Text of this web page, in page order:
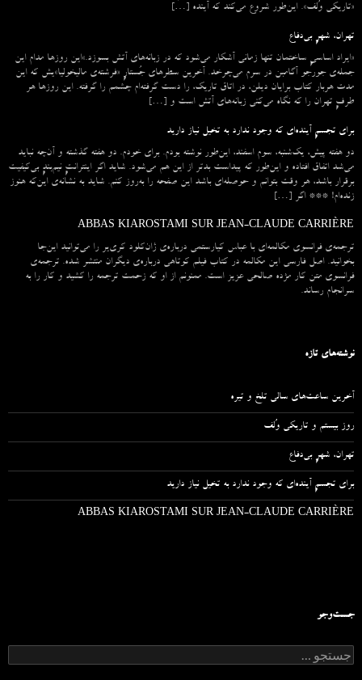
«تاریکی وُلف». این‌طور شروع می‌‌کند که آینده […]
تهران، شهرِ بی‌دفاع
«ایراد اساسیِ ساختمان تنها زمانی آشکار می‌شود که در زبانه‌‌های آتش بسوزد.»این روزها مدام این
جمله‌ی جورجو آگامبن در سرم می‌چرخد. آخرین سطرهای جُستارِ «فرشته‌ی مالیخولیا»یش که این
مدت هربار کتاب برایان دیلن، در اتاق تاریک، را دست گرفته‌ام چشمم را گرفته. این روزها هر
طرفِ تهران را که نگاه می‌کنی زبانه‌های آتش است و […]
برای تجسمِ آینده‌ای که وجود ندارد به تخیل نیاز دارید
دو هفته پیش، یک‌شنبه، سوم اسفند، این‌طور نوشته بودم. برای خودم. دو هفته گذشته و آن‌چه نباید
می‌شد اتفاق افتاده و این‌طور که پیداست بدتر از این هم می‌شود. شاید اگر اینترانتِ نیم‌بندِ بی‌کیفیت
برقرار باشد، هر وقت بتوانم و حوصله‌ای باشد این صفحه را به‌روز کنم. شاید به نشانه‌ی این‌که هنوز
زنده‌ام! *** اگر […]
ABBAS KIAROSTAMI SUR JEAN-CLAUDE CARRIÈRE
ترجمه‌ی فرانسوی مکالمه‌ای با عباس کیارستمی درباره‌ی ژان‌کلود کری‌یر را می‌توانید این‌جا
بخوانید. اصل فارسی این مکالمه در کتاب فیلم کوتاهی درباره‌ی دیگران منتشر شده. ترجمه‌ی
فرانسوی متن کار مژده صالحی عزیز است. ممنونم از او که زحمت ترجمه را کشید و کار را به
سرانجام رساند.
نوشته‌های تازه
آخرین ساعت‌های سالی تلخ و تیره
روز بیستم و تاریکی وُلف
تهران، شهرِ بی‌دفاع
برای تجسمِ آینده‌ای که وجود ندارد به تخیل نیاز دارید
ABBAS KIAROSTAMI SUR JEAN-CLAUDE CARRIÈRE
جست‌وجو
ج
س